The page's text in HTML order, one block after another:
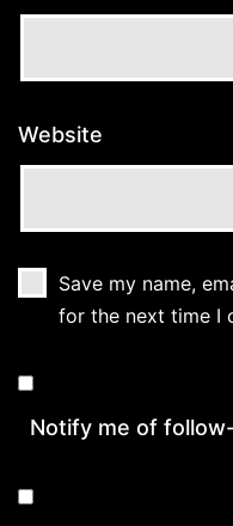
Website
Save my name,
for the next time I
Notify me of